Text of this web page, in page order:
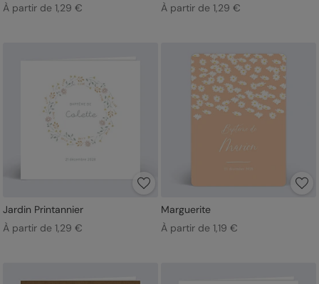
À partir de 1,29 €
À partir de 1,29 €
Jardin Printannier
À partir de 1,29 €
Marguerite
À partir de 1,19 €